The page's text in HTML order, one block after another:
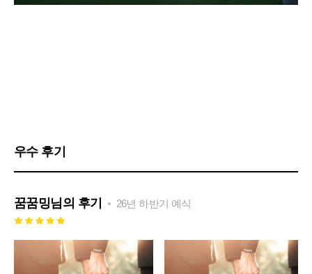
우수 후기
꿈꿈밍님의 후기 26년 하반기 예식